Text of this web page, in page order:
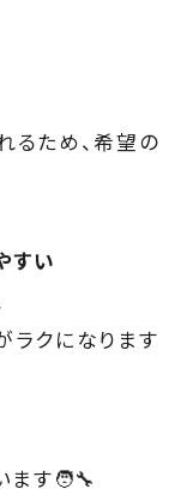
るため、希望の
すい
ラクになります
ます🧑‍🔧